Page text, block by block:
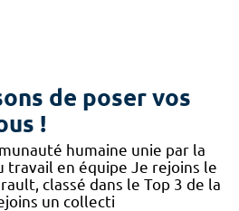
de poser vos
!
humaine unie par la
en équipe Je rejoins le
classé dans le Top 3 de la
un collecti